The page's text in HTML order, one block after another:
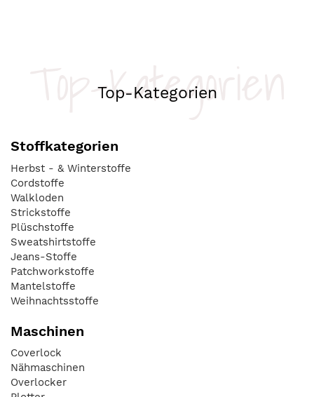
Top-Kategorien
Top-Kategorien
Stoffkategorien
Herbst - & Winterstoffe
Cordstoffe
Walkloden
Strickstoffe
Plüschstoffe
Sweatshirtstoffe
Jeans-Stoffe
Patchworkstoffe
Mantelstoffe
Weihnachtsstoffe
Maschinen
Coverlock
Nähmaschinen
Overlocker